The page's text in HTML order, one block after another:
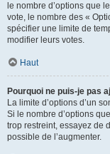
le nombre d’options que
vote, le nombre des «
spécifier une limite de
modifier leurs votes.
Haut
Pourquoi ne puis-je pas
La limite d’options d’un
Si le nombre d’options
trop restreint, essayez de
possible de l’augmenter.